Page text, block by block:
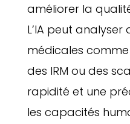
améliorer la
L’IA peut analyser
médicales
des IRM ou des
rapidité et une
les capacités